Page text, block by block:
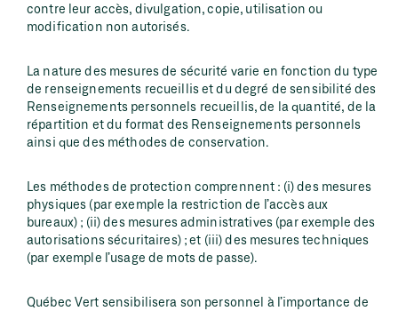
contre leur accès, divulgation, copie, utilisation ou
modification non autorisés.
La nature des mesures de sécurité varie en fonction du type
de renseignements recueillis et du degré de sensibilité des
Renseignements personnels recueillis, de la quantité, de la
répartition et du format des Renseignements personnels
ainsi que des méthodes de conservation.
Les méthodes de protection comprennent : (i) des mesures
physiques (par exemple la restriction de l’accès aux
bureaux) ; (ii) des mesures administratives (par exemple des
autorisations sécuritaires) ; et (iii) des mesures techniques
(par exemple l’usage de mots de passe).
Québec Vert sensibilisera son personnel à l’importance de